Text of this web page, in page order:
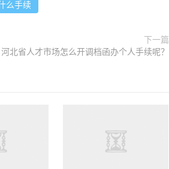
么手续
下一篇
河北省人才市场怎么开调档函办个人手续呢？